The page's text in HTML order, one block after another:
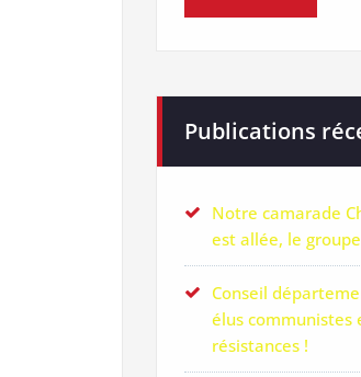
Publications
Notre camarade
est allée, le
Conseil
élus communistes
résistances !